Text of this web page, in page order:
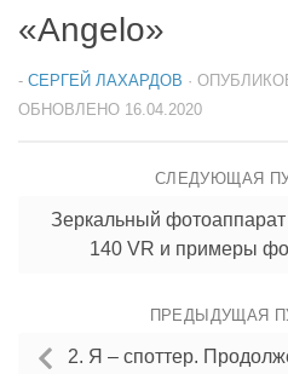
«Angelo»
- СЕРГЕЙ ЛАХАРДОВ ·
ОБНОВЛЕНО 16.04.2020
СЛЕДУЮЩАЯ
Зеркальный
140 VR и примеры
ПРЕДЫДУЩАЯ
2. Я – споттер.